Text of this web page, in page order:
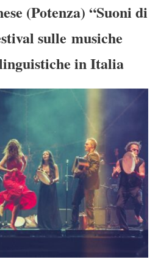
(Potenza) “Suoni di
sulle musiche
in Italia